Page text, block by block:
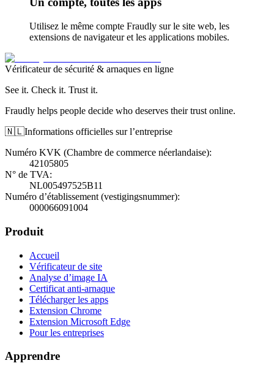
Utilisez le même compte Fraudly sur le site web, les
extensions de navigateur et les applications mobiles.
Vérificateur de sécurité & arnaques en ligne
See it. Check it. Trust it.
Fraudly helps people decide who deserves their trust online.
🇳🇱Informations officielles sur l’entreprise
Numéro KVK (Chambre de commerce néerlandaise):
42105805
N° de TVA:
NL005497525B11
Numéro d’établissement (vestigingsnummer):
000066091004
Produit
Accueil
Vérificateur de site
Analyse d’image IA
Certificat anti-arnaque
Télécharger les apps
Extension Chrome
Extension Microsoft Edge
Pour les entreprises
Apprendre